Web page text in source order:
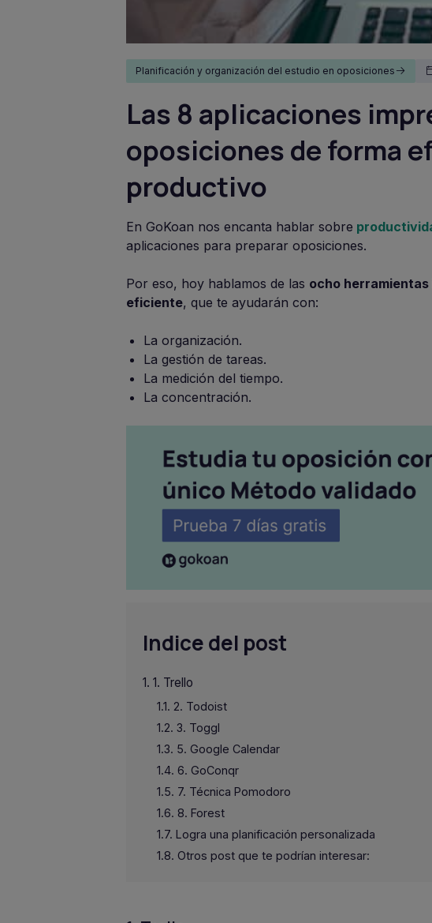
Planificación y organización del estudio en oposiciones
Las 8 aplicaciones
oposiciones de forma
productivo
En GoKoan nos encanta hablar sobre
aplicaciones para preparar oposiciones.
Por eso, hoy hablamos de las ocho
eficiente, que te ayudarán con:
La organización.
La gestión de tareas.
La medición del tiempo.
La concentración.
Indice del post
1. Trello
2. Todoist
3. Toggl
5. Google Calendar
6. GoConqr
7. Técnica Pomodoro
8. Forest
Logra una planificación personalizada
Otros post que te podrían interesar: